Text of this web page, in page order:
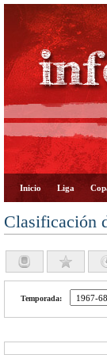
Inicio Liga
Clasificación
Temporada: